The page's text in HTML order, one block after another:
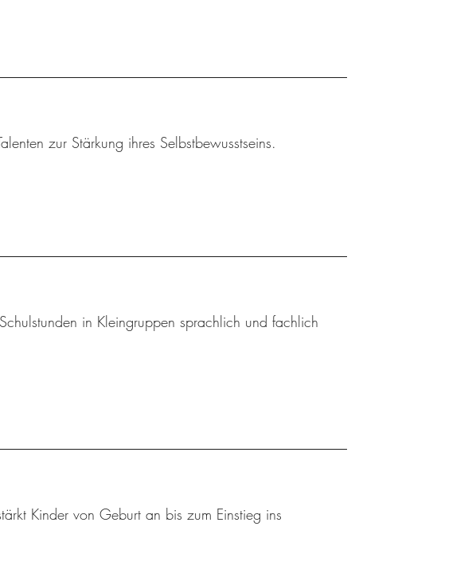
zur Stärkung ihres Selbstbewusstseins.
in Kleingruppen sprachlich und fachlich
Kinder von Geburt an bis zum Einstieg ins